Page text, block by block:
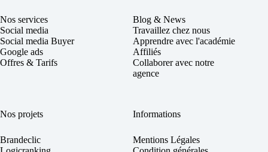
Nos services
Social media
Social media Buyer
Google ads
Offres & Tarifs
Blog & News
Travaillez chez nous
Apprendre avec l'académie
Affiliés
Collaborer avec notre
agence
Nos projets
Brandeclic
Informations
Mentions Légales